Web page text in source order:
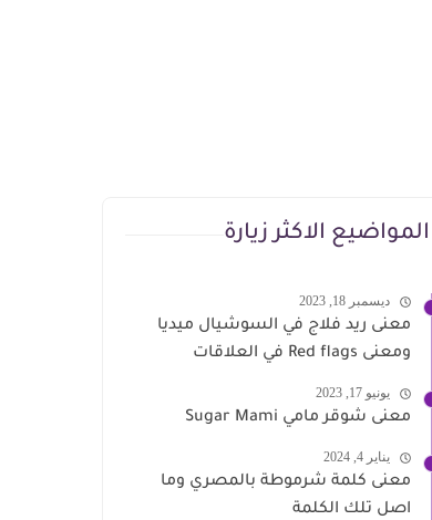
المواضيع الاكثر زيارة
ديسمبر 18, 2023
معنى ريد فلاج في السوشيال ميديا
ومعنى Red flags في العلاقات
يونيو 17, 2023
معنى شوقر مامي Sugar Mami
يناير 4, 2024
معنى كلمة شرموطة بالمصري وما
اصل تلك الكلمة